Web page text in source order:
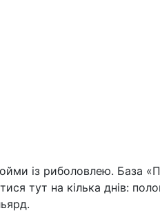
із риболовлею. База
тут на кілька днів: